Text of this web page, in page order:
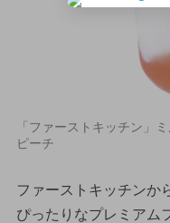
「ファーストキッチン」
ピーチ
ファーストキッチンか
ぴったりなプレミアム